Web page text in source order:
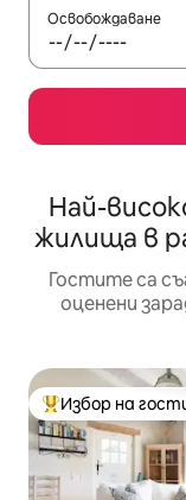
Освобождаване
Най-
жилища в
Гостите са
оценени
Най-популярен
Избор на